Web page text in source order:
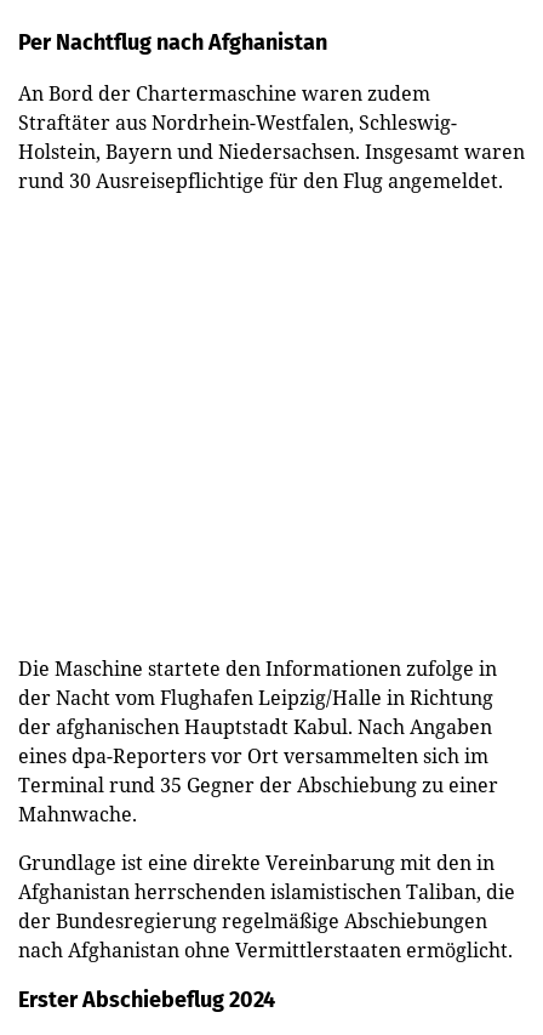
Per Nachtflug nach Afghanistan
An Bord der Chartermaschine waren zudem
Straftäter aus Nordrhein-Westfalen, Schleswig-
Holstein, Bayern und Niedersachsen. Insgesamt waren
rund 30 Ausreisepflichtige für den Flug angemeldet.
Die Maschine startete den Informationen zufolge in
der Nacht vom Flughafen Leipzig/Halle in Richtung
der afghanischen Hauptstadt Kabul. Nach Angaben
eines dpa-Reporters vor Ort versammelten sich im
Terminal rund 35 Gegner der Abschiebung zu einer
Mahnwache.
Grundlage ist eine direkte Vereinbarung mit den in
Afghanistan herrschenden islamistischen Taliban, die
der Bundesregierung regelmäßige Abschiebungen
nach Afghanistan ohne Vermittlerstaaten ermöglicht.
Erster Abschiebeflug 2024